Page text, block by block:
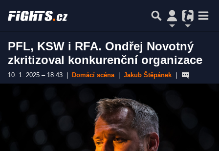
PFL, KSW i RFA. Ondřej Novotný
zkritizoval konkurenční organizace
10. 1. 2025 – 18:43 Domácí scéna Jakub Štěpánek